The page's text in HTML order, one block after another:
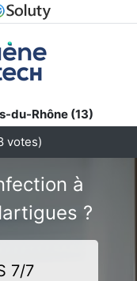
du-Rhône (13)
votes)
à
?
7/7